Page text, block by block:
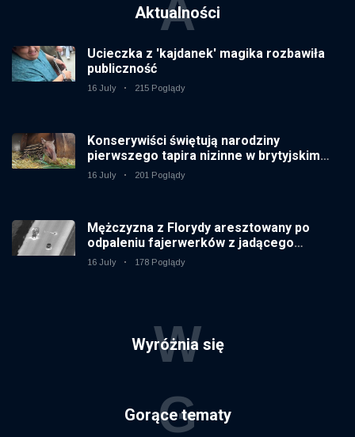
Aktualności
A
Ucieczka z 'kajdanek' magika rozbawiła
publiczność
16 July 215 Poglądy
Konserywiści świętują narodziny
pierwszego tapira nizinne w brytyjskim
zoo od 14 lat
16 July 201 Poglądy
Mężczyzna z Florydy aresztowany po
odpaleniu fajerwerków z jadącego
samochodu
16 July 178 Poglądy
Wyróżnia się
W
Gorące tematy
G